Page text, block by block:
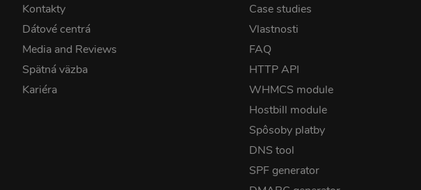
Kontakty
Dátové centrá
Media and Reviews
Spätná väzba
Kariéra
Case studies
Vlastnosti
FAQ
HTTP API
WHMCS module
Hostbill module
Spôsoby platby
DNS tool
SPF generator